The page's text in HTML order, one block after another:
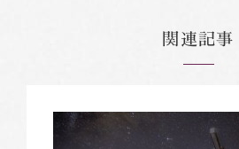
関連記事